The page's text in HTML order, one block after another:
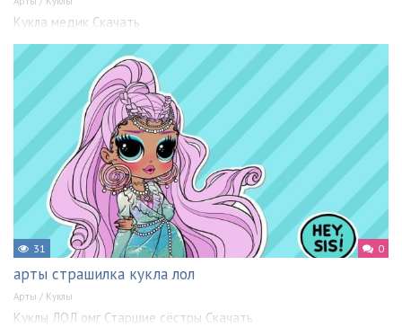
Кукла медик Скачать
31 0
арты страшилка кукла лол
Арты / Куклы
Куклы ЛОЛ омг Старшие сёстры Скачать